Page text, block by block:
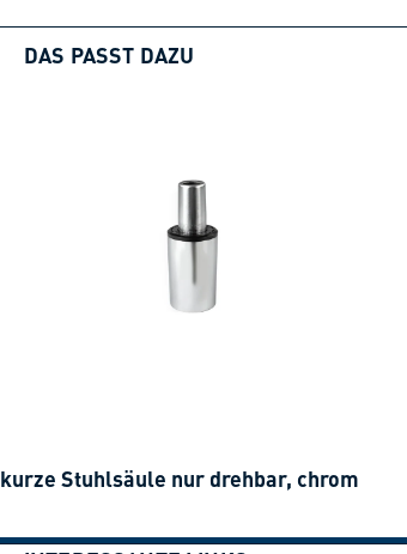
DAS PASST DAZU
kurze Stuhlsäule nur drehbar, chrom